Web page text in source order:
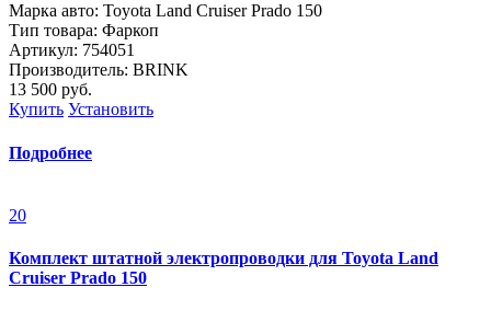
Марка авто: Toyota Land Cruiser Prado 150
Тип товара: Фаркоп
Артикул: 754051
Производитель: BRINK
13 500 руб.
Купить Установить
Подробнее
20
Комплект штатной электропроводки для Toyota Land
Cruiser Prado 150